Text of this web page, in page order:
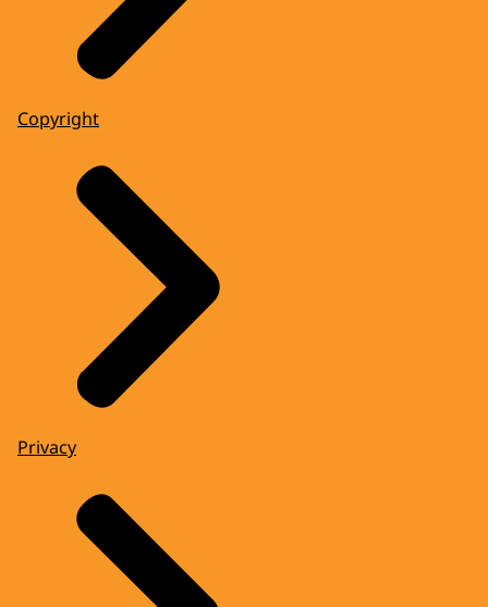
Copyright
Privacy